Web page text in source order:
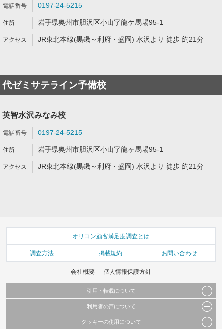
0197-24-5215
岩手県奥州市胆沢区小山字龍ケ馬場95-1
JR東北本線(黒磯～利府・盛岡) 水沢より 徒歩 約21分
代ゼミサテライン予備校
英智水沢みなみ校
0197-24-5215
岩手県奥州市胆沢区小山字龍ヶ馬場95-1
JR東北本線(黒磯～利府・盛岡) 水沢より 徒歩 約21分
オリコン顧客満足度調査とは
調査方法 掲載規約 お問い合わせ
会社概要 個人情報保護方針
引用・転載について
当サイトで公開されている情報（文字、写真、イラスト、画像データ等）及びこれらの配
これらの情報を権利者の許可なく無断転載・複製などの二次利用を行うことは固く禁じて
利用者の声について
当サイトに掲載している内容はすべてサービスの利用者が提出された見解・感想です。
クッキーの使用について